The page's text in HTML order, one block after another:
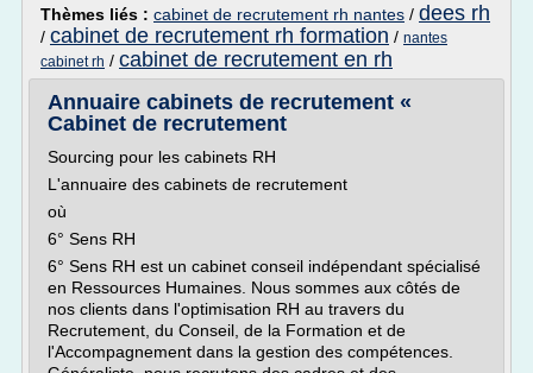
Thèmes liés : cabinet de recrutement rh nantes / dees rh
/ cabinet de recrutement rh formation / nantes
cabinet rh / cabinet de recrutement en rh
Annuaire cabinets de recrutement «
Cabinet de recrutement
Sourcing pour les cabinets RH
L'annuaire des cabinets de recrutement
où
6° Sens RH
6° Sens RH est un cabinet conseil indépendant spécialisé
en Ressources Humaines. Nous sommes aux côtés de
nos clients dans l'optimisation RH au travers du
Recrutement, du Conseil, de la Formation et de
l'Accompagnement dans la gestion des compétences.